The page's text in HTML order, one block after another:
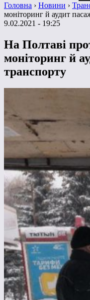
Головна › Новини ›
моніторинг й аудит
9.02.2021 - 19:25
На Полтаві
моніторинг й
транспорту